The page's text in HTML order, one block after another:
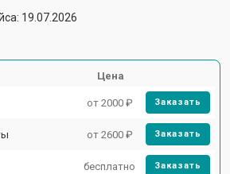
19.07.2026
Цена
от 2000 ₽ Заказать
от 2600 ₽ Заказать
бесплатно Заказать